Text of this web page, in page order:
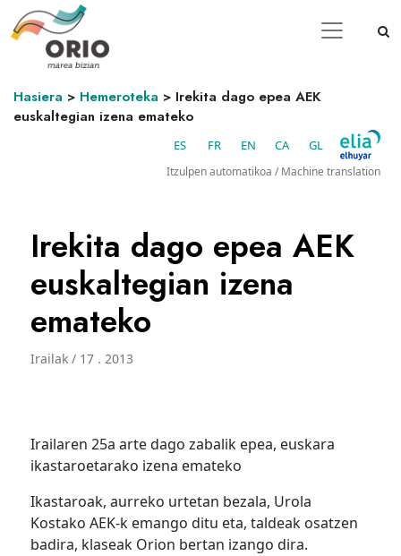
Hasiera > Hemeroteka > Irekita dago epea AEK
euskaltegian izena emateko
ES FR EN CA GL
Itzulpen automatikoa / Machine translation
Irekita dago epea AEK
euskaltegian izena
emateko
Irailak / 17 . 2013
Irailaren 25a arte dago zabalik epea, euskara
ikastaroetarako izena emateko
Ikastaroak, aurreko urtetan bezala, Urola
Kostako AEK-k emango ditu eta, taldeak osatzen
badira, klaseak Orion bertan izango dira.